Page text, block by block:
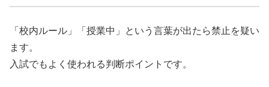
「校内ルール」「授業中」という言葉が出たら禁止を疑い
ます。
入試でもよく使われる判断ポイントです。